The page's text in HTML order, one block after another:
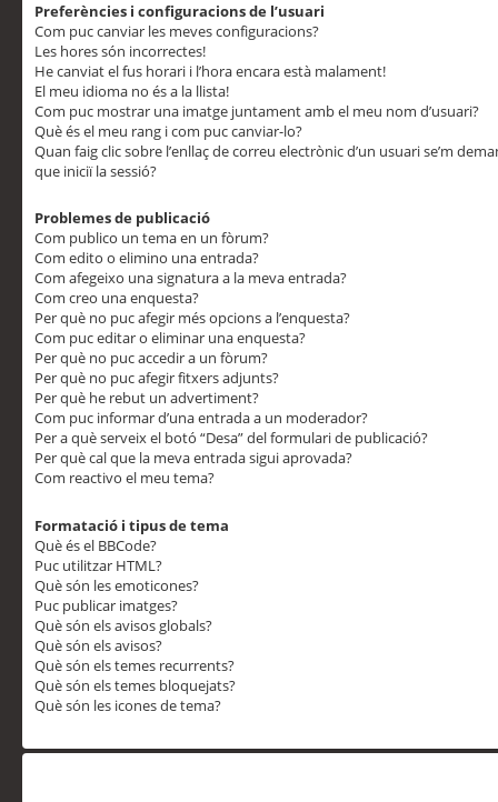
Preferències i configuracions de l’usuari
Com puc canviar les meves configuracions?
Les hores són incorrectes!
He canviat el fus horari i l’hora encara està malament!
El meu idioma no és a la llista!
Com puc mostrar una imatge juntament amb el meu nom d’usuari?
Què és el meu rang i com puc canviar-lo?
Quan faig clic sobre l’enllaç de correu electrònic d’un usuari se’m
que iniciï la sessió?
Problemes de publicació
Com publico un tema en un fòrum?
Com edito o elimino una entrada?
Com afegeixo una signatura a la meva entrada?
Com creo una enquesta?
Per què no puc afegir més opcions a l’enquesta?
Com puc editar o eliminar una enquesta?
Per què no puc accedir a un fòrum?
Per què no puc afegir fitxers adjunts?
Per què he rebut un advertiment?
Com puc informar d’una entrada a un moderador?
Per a què serveix el botó “Desa” del formulari de publicació?
Per què cal que la meva entrada sigui aprovada?
Com reactivo el meu tema?
Formatació i tipus de tema
Què és el BBCode?
Puc utilitzar HTML?
Què són les emoticones?
Puc publicar imatges?
Què són els avisos globals?
Què són els avisos?
Què són els temes recurrents?
Què són els temes bloquejats?
Què són les icones de tema?